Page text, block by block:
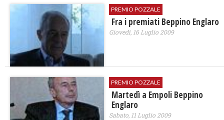
PREMIO POZZALE
Fra i premiati Beppino Englaro
Giovedì, 16 Luglio 2009
PREMIO POZZALE
Martedì a Empoli Beppino
Englaro
Sabato, 11 Luglio 2009